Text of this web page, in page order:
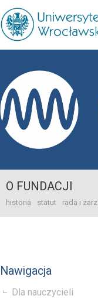
O FUNDACJI
historia statut rada i zarząd
Nawigacja
Dla nauczycieli